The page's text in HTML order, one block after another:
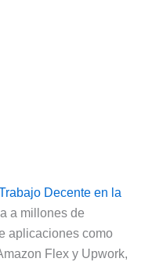
Decente en la
a millones de
aplicaciones como
Flex y Upwork,